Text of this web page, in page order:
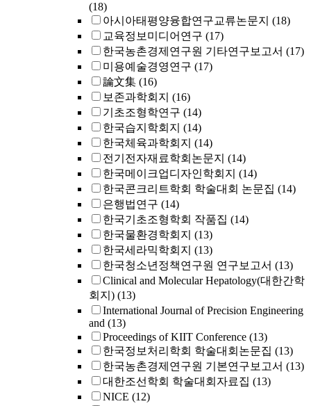
(18)
아시아태평양융합연구교류논문지 (18)
교육정보미디어연구 (17)
한국농촌경제연구원 기타연구보고서 (17)
미용예술경영연구 (17)
論文集 (16)
보존과학회지 (16)
기초조형학연구 (14)
한국습지학회지 (14)
한국체육과학회지 (14)
전기전자재료학회논문지 (14)
한국메이크업디자인학회지 (14)
한국콘크리트학회 학술대회 논문집 (14)
은행법연구 (14)
한국기초조형학회 작품집 (14)
한국물환경학회지 (13)
한국세라믹학회지 (13)
한국청소년정책연구원 연구보고서 (13)
Clinical and Molecular Hepatology(대한간학
회지) (13)
International Journal of Precision Engineering
and (13)
Proceedings of KIIT Conference (13)
한국정보처리학회 학술대회논문집 (13)
한국농촌경제연구원 기본연구보고서 (13)
대한조선학회 학술대회자료집 (13)
NICE (12)